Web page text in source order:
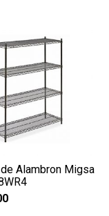
Alambron Migsa